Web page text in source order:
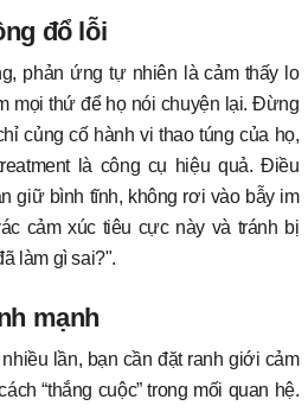
đổ lỗi
phản ứng tự nhiên là cảm thấy lo
mọi thứ để họ nói chuyện lại. Đừng
củng cố hành vi thao túng của họ,
là công cụ hiệu quả. Điều
giữ bình tĩnh, không rơi vào bẫy im
cảm xúc tiêu cực này và tránh bị
làm gì sai?".
mạnh
lần, bạn cần đặt ranh giới cảm
“thắng cuộc” trong mối quan hệ.